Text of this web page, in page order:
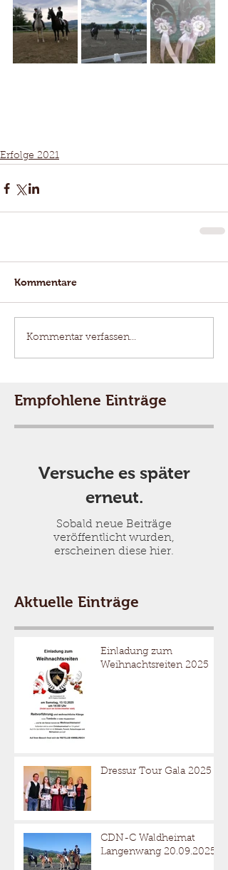
Erfolge 2021
Kommentare
Kommentar verfassen...
Empfohlene Einträge
Versuche es später
erneut.
Sobald neue Beiträge
veröffentlicht wurden,
erscheinen diese hier.
Aktuelle Einträge
Einladung zum
Weihnachtsreiten 2025
Dressur Tour Gala 2025
CDN-C Waldheimat
Langenwang 20.09.2025